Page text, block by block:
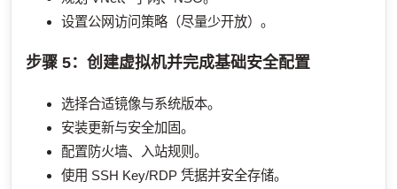
设置公网访问策略（尽量少开放）。
步骤 5：创建虚拟机并完成基础安全配置
选择合适镜像与系统版本。
安装更新与安全加固。
配置防火墙、入站规则。
使用 SSH Key/RDP 凭据并安全存储。